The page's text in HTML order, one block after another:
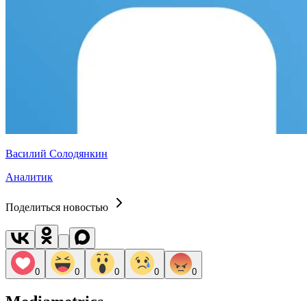
Василий Солодянкин
Аналитик
Поделиться новостью
0 0 0 0 0